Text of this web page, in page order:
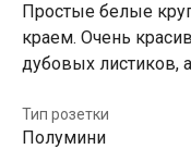
Простые белые
краем. Очень
дубовых листиков,
Тип розетки
Полумини